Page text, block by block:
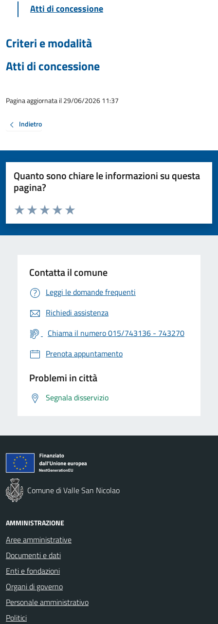
Atti di concessione
Criteri e modalità
Atti di concessione
Pagina aggiornata il 29/06/2026 11:37
Indietro
Quanto sono chiare le informazioni su questa
pagina?
Valuta da 1 a 5 stelle la pagina
Valuta 5 stelle su 5
Valuta 4 stelle su 5
Valuta 3 stelle su 5
Valuta 2 stelle su 5
Valuta 1 stelle su 5
Contatta il comune
Leggi le domande frequenti
Richiedi assistenza
Chiama il numero 015/743136 - 743270
Prenota appuntamento
Problemi in città
Segnala disservizio
Comune di Valle San Nicolao
AMMINISTRAZIONE
Aree amministrative
Documenti e dati
Enti e fondazioni
Organi di governo
Personale amministrativo
Politici